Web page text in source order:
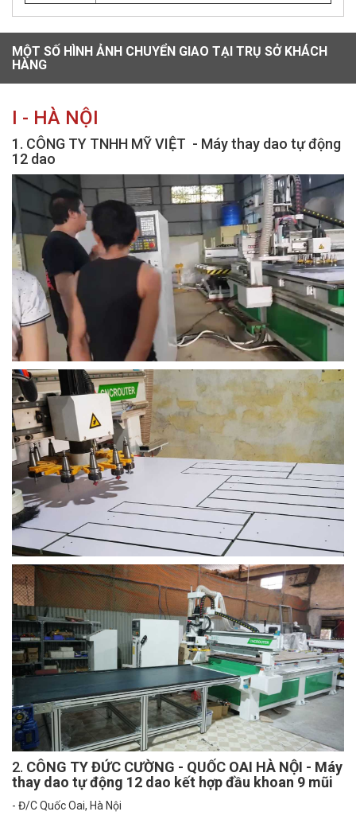
MỘT SỐ HÌNH ẢNH CHUYỂN GIAO TẠI TRỤ SỞ KHÁCH
HÀNG
I - HÀ NỘI
1. CÔNG TY TNHH MỸ VIỆT - Máy thay dao tự động
12 dao
2. CÔNG TY ĐỨC CƯỜNG - QUỐC OAI HÀ NỘI - Máy
thay dao tự động 12 dao kết hợp đầu khoan 9 mũi
- Đ/C Quốc Oai, Hà Nội